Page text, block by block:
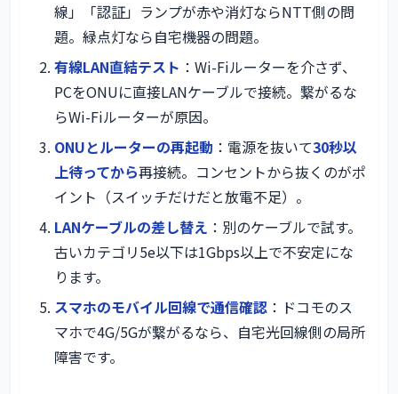
線」「認証」ランプが赤や消灯ならNTT側の問
題。緑点灯なら自宅機器の問題。
有線LAN直結テスト ：Wi-Fiルーターを介さず、
PCをONUに直接LANケーブルで接続。繋がるな
らWi-Fiルーターが原因。
ONUとルーターの再起動 ：電源を抜いて30秒以
上待ってから再接続。コンセントから抜くのがポ
イント（スイッチだけだと放電不足）。
LANケーブルの差し替え ：別のケーブルで試す。
古いカテゴリ5e以下は1Gbps以上で不安定にな
ります。
スマホのモバイル回線で通信確認 ：ドコモのス
マホで4G/5Gが繋がるなら、自宅光回線側の局所
障害です。